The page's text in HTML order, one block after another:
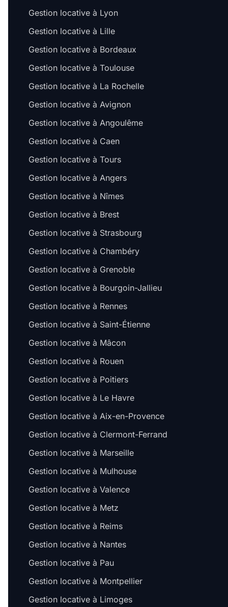
Gestion locative à Lyon
Gestion locative à Lille
Gestion locative à Bordeaux
Gestion locative à Toulouse
Gestion locative à La Rochelle
Gestion locative à Avignon
Gestion locative à Angoulême
Gestion locative à Caen
Gestion locative à Tours
Gestion locative à Angers
Gestion locative à Nîmes
Gestion locative à Brest
Gestion locative à Strasbourg
Gestion locative à Chambéry
Gestion locative à Grenoble
Gestion locative à Bourgoin-Jallieu
Gestion locative à Rennes
Gestion locative à Saint-Étienne
Gestion locative à Mâcon
Gestion locative à Rouen
Gestion locative à Poitiers
Gestion locative à Le Havre
Gestion locative à Aix-en-Provence
Gestion locative à Clermont-Ferrand
Gestion locative à Marseille
Gestion locative à Mulhouse
Gestion locative à Valence
Gestion locative à Metz
Gestion locative à Reims
Gestion locative à Nantes
Gestion locative à Pau
Gestion locative à Montpellier
Gestion locative à Limoges